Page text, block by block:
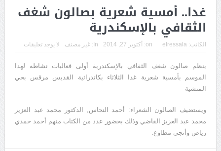
غدا.. أمسية شعرية بصالون شغف
الثقافي بالإسكندرية
الكاتب: elressala
on: أكتوبر 27, 2014 In: غير مصنف لا يوجد تعليقات
ينظم صالون شغف الثقافي بالإسكندرية أولى فعاليات نشاطه لهذا
الموسم بأمسية شعرية غدا الثلاثاء بكاتدرائية القديس مرقس بحي
المنشية
ويستضيف الصالون الشعراء: أحمد النحاس, الدكتور محمد عبد العزيز
محمد عبد العزيز القاضي وذلك بحضور عدد من الكتاب منهم أحمد حمدي
رياض وأنجي مطاوع.